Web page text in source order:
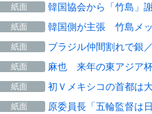
紙面 韓国協会から「竹島」
紙面 韓国側が主張 竹島メ
紙面 ブラジル仲間割れで銀
紙面 麻也 来年の東アジア
紙面 初Ｖメキシコの首都は
紙面 原委員長「五輪監督は